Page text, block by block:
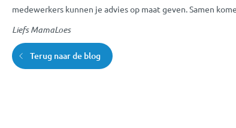
medewerkers kunnen je advies op maat geven. Samen
Liefs MamaLoes
Terug naar de blog